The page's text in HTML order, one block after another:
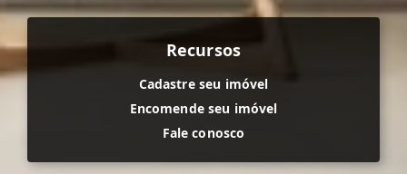
Recursos
Cadastre seu imóvel
Encomende seu imóvel
Fale conosco